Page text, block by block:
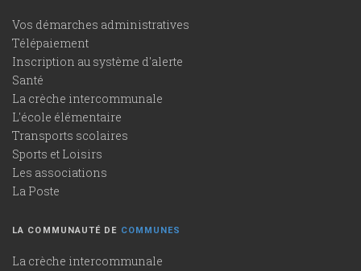
Vos démarches administratives
Télépaiement
Inscription au système d'alerte
Santé
La crèche intercommunale
L'école élémentaire
Transports scolaires
Sports et Loisirs
Les associations
La Poste
LA COMMUNAUTÉ DE COMMUNES
La crèche intercommunale